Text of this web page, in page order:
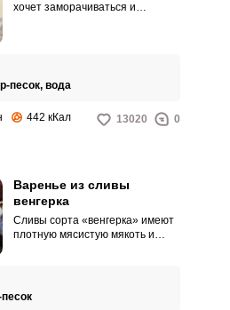
хочет заморачиваться и
песок, вода
442 кКал 13020 0
Варенье из сливы
венгерка
Сливы сорта «венгерка» имеют
плотную мясистую мякоть и